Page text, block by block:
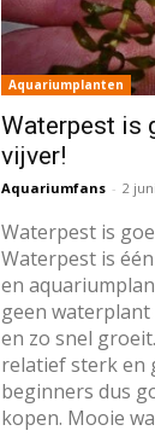
Aquariumplanten
Waterpest is
vijver!
Aquariumfans - 2 juni
Waterpest is
Waterpest is
en
geen
en zo snel
relatief sterk en
beginners dus
kopen. Mooie